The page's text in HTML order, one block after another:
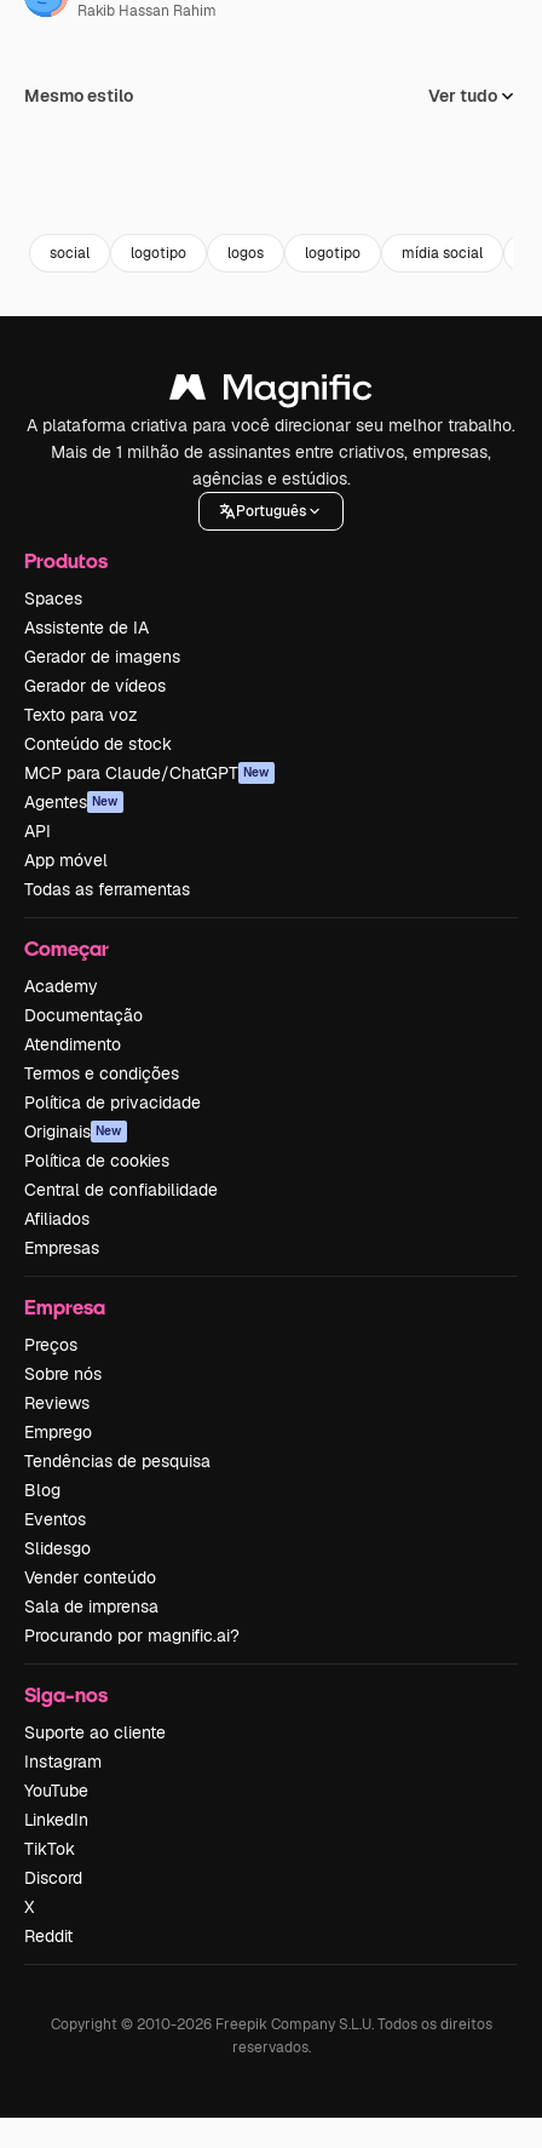
Rakib Hassan Rahim
Mesmo estilo Ver tudo
social logotipo logos logotipo mídia social
A plataforma criativa para você direcionar seu melhor trabalho.
Mais de 1 milhão de assinantes entre criativos, empresas,
agências e estúdios.
Português
Produtos
Spaces
Assistente de IA
Gerador de imagens
Gerador de vídeos
Texto para voz
Conteúdo de stock
MCP para Claude/ChatGPT New
Agentes New
API
App móvel
Todas as ferramentas
Começar
Academy
Documentação
Atendimento
Termos e condições
Política de privacidade
Originais New
Política de cookies
Central de confiabilidade
Afiliados
Empresas
Empresa
Preços
Sobre nós
Reviews
Emprego
Tendências de pesquisa
Blog
Eventos
Slidesgo
Vender conteúdo
Sala de imprensa
Procurando por magnific.ai?
Siga-nos
Suporte ao cliente
Instagram
YouTube
LinkedIn
TikTok
Discord
X
Reddit
Copyright © 2010-2026Freepik Company S.L.U. Todos os direitos
reservados.